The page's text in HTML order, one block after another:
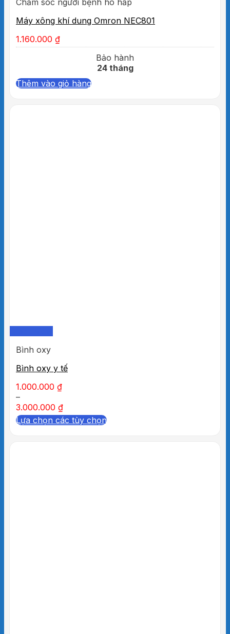
Máy xông khí dung Omron NEC801
1.160.000 ₫
Bảo hành
24 tháng
Thêm vào giỏ hàng
Bình oxy
Bình oxy y tế
1.000.000 ₫
–
3.000.000 ₫
Lựa chọn các tùy chọn